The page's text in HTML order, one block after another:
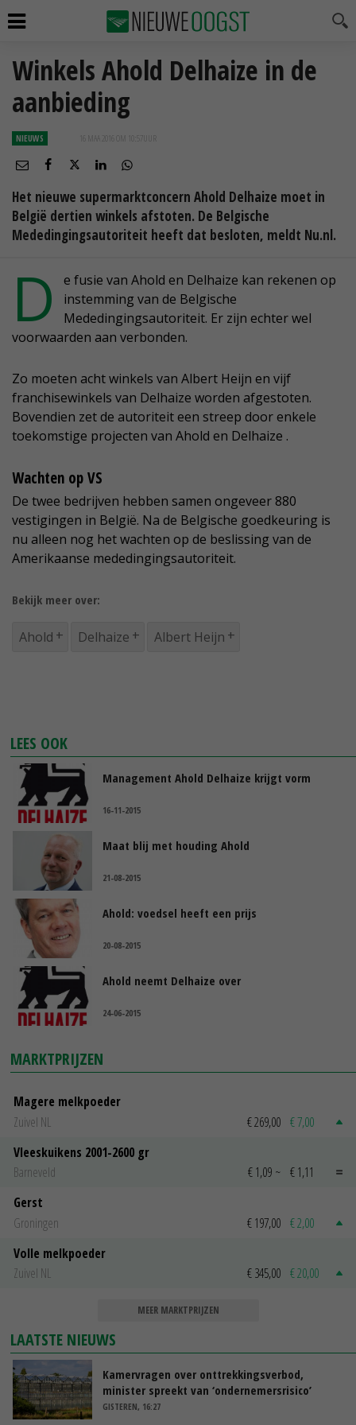
Winkels Ahold Delhaize in de
aanbieding
NIEUWS 16 MAA 2016 OM 10:57
Het nieuwe supermarktconcern Ahold Delhaize moet in
België dertien winkels afstoten. De Belgische
Mededingingsautoriteit heeft dat besloten, meldt Nu.nl.
D
e fusie van Ahold en Delhaize kan rekenen op
instemming van de Belgische
Mededingingsautoriteit. Er zijn echter wel
voorwaarden aan verbonden.
Zo moeten acht winkels van Albert Heijn en vijf
franchisewinkels van Delhaize worden afgestoten.
Bovendien zet de autoriteit een streep door enkele
toekomstige projecten van Ahold en Delhaize .
Wachten op VS
De twee bedrijven hebben samen ongeveer 880
vestigingen in België. Na de Belgische goedkeuring is
nu alleen nog het wachten op de beslissing van de
Amerikaanse mededingingsautoriteit.
Bekijk meer over:
Ahold Delhaize Albert Heijn
LEES OOK
Management Ahold Delhaize krijgt vorm
16-11-2015
Maat blij met houding Ahold
21-08-2015
Ahold: voedsel heeft een prijs
20-08-2015
Ahold neemt Delhaize over
24-06-2015
MARKTPRIJZEN
Magere melkpoeder
Zuivel NL
€ 269,00 € 7,00
Vleeskuikens 2001-2600 gr
Barneveld
€ 1,09 ~ € 1,11
Gerst
Groningen
€ 197,00 € 2,00
Volle melkpoeder
Zuivel NL
€ 345,00 € 20,00
MEER MARKTPRIJZEN
LAATSTE NIEUWS
Kamervragen over onttrekkingsverbod,
minister spreekt van ‘ondernemersrisico’
GISTEREN, 16:27